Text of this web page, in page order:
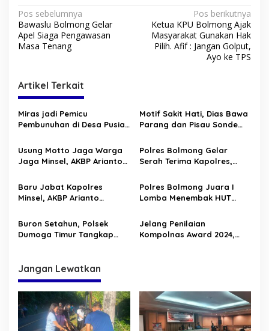
N
a
v
g
a
s
i
p
o
s
Pos sebelumnya
Bawaslu Bolmong Gelar
Apel Siaga Pengawasan
Masa Tenang
Pos berikutnya
Ketua KPU Bolmong Ajak
Masyarakat Gunakan Hak
Pilih. Afif : Jangan Golput,
Ayo ke TPS
Artikel Terkait
Miras jadi Pemicu
Pembunuhan di Desa Pusian
Chaidir Beri Ultimatum Ini!!!
Motif Sakit Hati, Dias Bawa
Parang dan Pisau Sonde
Usung Motto Jaga Warga
Jaga Minsel, AKBP Arianto
Minsel dekat Dengan
Rakyat
Polres Bolmong Gelar
Serah Terima Kapolres,
Terima Kasih AKBP Arianto
Salkery
Baru Jabat Kapolres
Minsel, AKBP Arianto
“Action” Operasi Patuh
Samrat 2024
Polres Bolmong Juara I
Lomba Menembak HUT
Buron Setahun, Polsek
Dumoga Timur Tangkap
Dumoga Timur
Jelang Penilaian
Kompolnas Award 2024,
Jangan Lewatkan